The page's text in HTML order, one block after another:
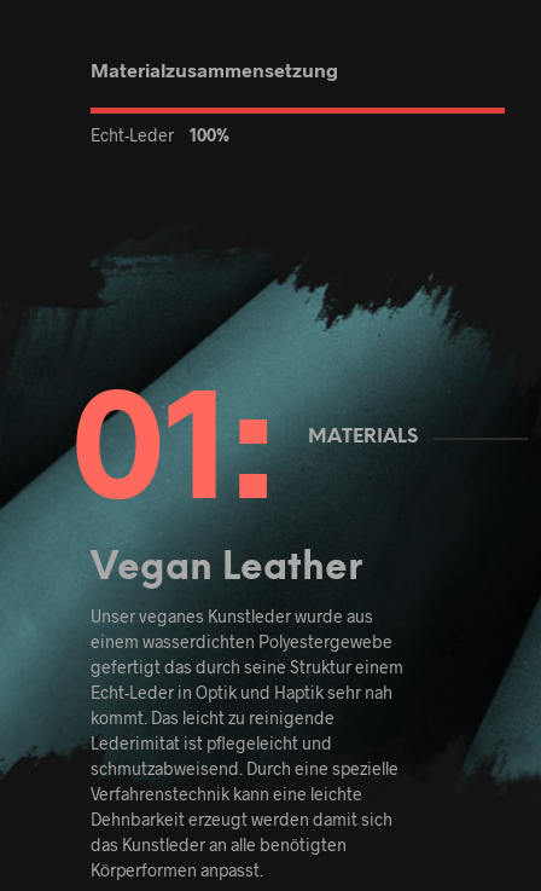
Materialzusammensetzung
Echt-Leder 100%
MATERIALS
Vegan Leather
Unser veganes Kunstleder wurde aus
einem wasserdichten Polyestergewebe
gefertigt das durch seine Struktur einem
Echt-Leder in Optik und Haptik sehr nah
kommt. Das leicht zu reinigende
Lederimitat ist pflegeleicht und
schmutzabweisend. Durch eine spezielle
Verfahrenstechnik kann eine leichte
Dehnbarkeit erzeugt werden damit sich
das Kunstleder an alle benötigten
Körperformen anpasst.